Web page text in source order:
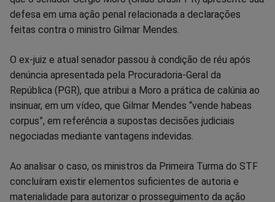
FacebookWhatsappTwitterMessenger
defesa em uma ação penal relacionada a declarações
feitas contra o ministro Gilmar Mendes.
O ex-juiz e atual senador passou à condição de réu após
denúncia apresentada pela Procuradoria-Geral da
República (PGR), que atribui a Moro a prática de calúnia ao
insinuar, em um vídeo, que Gilmar Mendes “vende habeas
corpus”, em referência a supostas decisões judiciais
negociadas mediante vantagens indevidas.
Ao analisar o caso, os ministros da Primeira Turma do STF
concluíram existir elementos suficientes de autoria e
materialidade para autorizar o prosseguimento da ação